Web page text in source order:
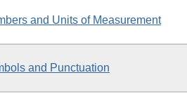
and Units of Measurement
and Punctuation